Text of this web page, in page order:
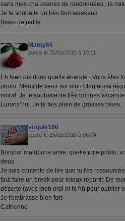
sans mes chaussures de randonnées , la
Je te souhaite un très bon weekend .
Bises de pattie
Mamy66
publié le 26/02/2010 à 10:11
Eh bien dis donc quelle énergie ! Vous êtes
photo. Merci de venir sur mon blog aussi
moral. Je te souhaite de très bonnes
Lurons" lol. Je te fais plein de grosses bises.
virgule190
publié le 26/02/2010 à 06:04
Bonjour ma douce amie, quelle jolie photo,
deux.
Je suis contente de lire que tu t'es
faut faire un break pour mieux repartir. De
déserte (avec mon ordi hi hi hi) pour oublier
Je t'embrasse bien fort
Catherine